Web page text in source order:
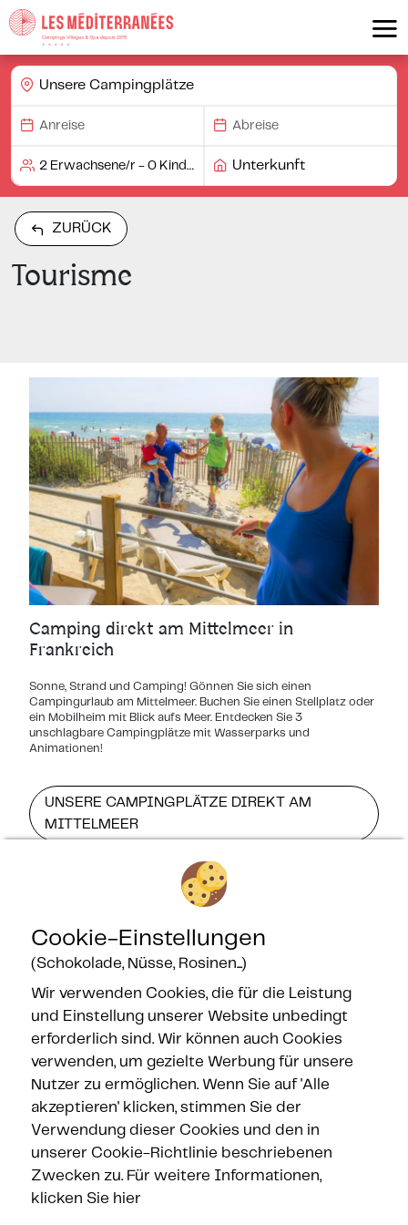
Unsere Campingplätze
Unterkunft
ZURÜCK
Tourisme
Camping direkt am Mittelmeer in
Frankreich
Sonne, Strand und Camping! Gönnen Sie sich einen
Campingurlaub am Mittelmeer. Buchen Sie einen Stellplatz oder
ein Mobilheim mit Blick aufs Meer. Entdecken Sie 3
unschlagbare Campingplätze mit Wasserparks und
Animationen!
UNSERE CAMPINGPLÄTZE DIREKT AM
MITTELMEER
Gesicherte Zahlung
Cookie-Einstellungen
(Schokolade, Nüsse, Rosinen...)
Wir verwenden Cookies, die für die Leistung
und Einstellung unserer Website unbedingt
erforderlich sind. Wir können auch Cookies
verwenden, um gezielte Werbung für unsere
Nutzer zu ermöglichen. Wenn Sie auf 'Alle
akzeptieren' klicken, stimmen Sie der
Verwendung dieser Cookies und den in
unserer Cookie-Richtlinie beschriebenen
Zwecken zu. Für weitere Informationen,
klicken Sie hier